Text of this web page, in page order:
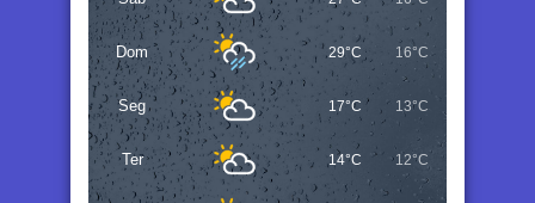
Dom 29°C 16°C
Seg 17°C 13°C
Ter 14°C 12°C